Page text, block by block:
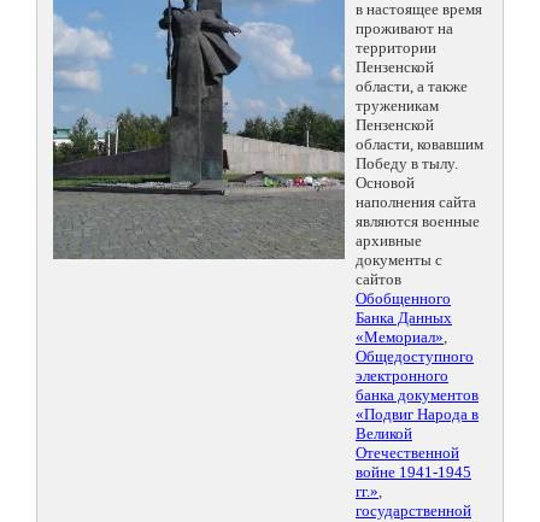
в настоящее время
проживают на
территории
Пензенской
области, а также
труженикам
Пензенской
области, ковавшим
Победу в тылу.
Основой
наполнения сайта
являются военные
архивные
документы с
сайтов
Обобщенного
Банка Данных
«Мемориал»,
Общедоступного
электронного
банка документов
«Подвиг Народа в
Великой
Отечественной
войне 1941-1945
гг.»,
государственной